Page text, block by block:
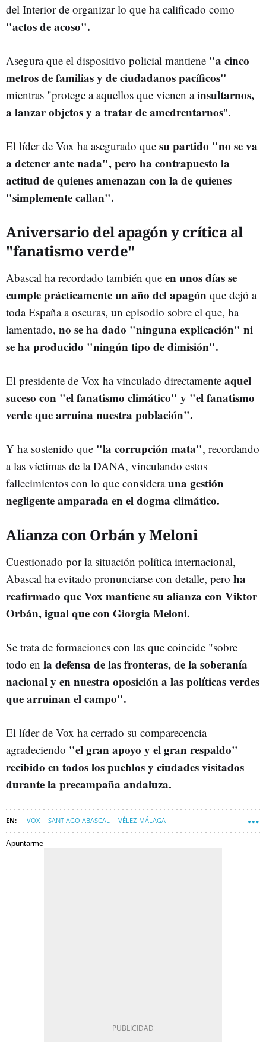
del Interior de organizar lo que ha calificado como
"actos de acoso".
Asegura que el dispositivo policial mantiene "a cinco
metros de familias y de ciudadanos pacíficos"
mientras "protege a aquellos que vienen a insultarnos,
a lanzar objetos y a tratar de amedrentarnos".
El líder de Vox ha asegurado que su partido "no se va
a detener ante nada", pero ha contrapuesto la
actitud de quienes amenazan con la de quienes
"simplemente callan".
Aniversario del apagón y crítica al
"fanatismo verde"
Abascal ha recordado también que en unos días se
cumple prácticamente un año del apagón que dejó a
toda España a oscuras, un episodio sobre el que, ha
lamentado, no se ha dado "ninguna explicación" ni
se ha producido "ningún tipo de dimisión".
El presidente de Vox ha vinculado directamente aquel
suceso con "el fanatismo climático" y "el fanatismo
verde que arruina nuestra población".
Y ha sostenido que "la corrupción mata", recordando
a las víctimas de la DANA, vinculando estos
fallecimientos con lo que considerauna gestión
negligente amparada en el dogma climático.
Alianza con Orbán y Meloni
Cuestionado por la situación política internacional,
Abascal ha evitado pronunciarse con detalle, pero ha
reafirmado que Vox mantiene su alianza con Viktor
Orbán, igual que con Giorgia Meloni.
Se trata de formaciones con las que coincide "sobre
todo en la defensa de las fronteras, de la soberanía
nacional y en nuestra oposición a las políticas verdes
que arruinan el campo".
El líder de Vox ha cerrado su comparecencia
agradeciendo "el gran apoyo y el gran respaldo"
recibido en todos los pueblos y ciudades visitados
durante la precampaña andaluza.
VOX SANTIAGO ABASCAL VÉLEZ-MÁLAGA
MÁLAGA (PROVINCIA)
Apuntarme